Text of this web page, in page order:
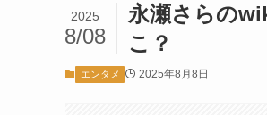
永瀬さらの
こ？
2025
8/08
エンタメ 2025年8月8日